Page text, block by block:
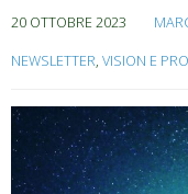
20 OTTOBRE 2023
NEWSLETTER, VISION E